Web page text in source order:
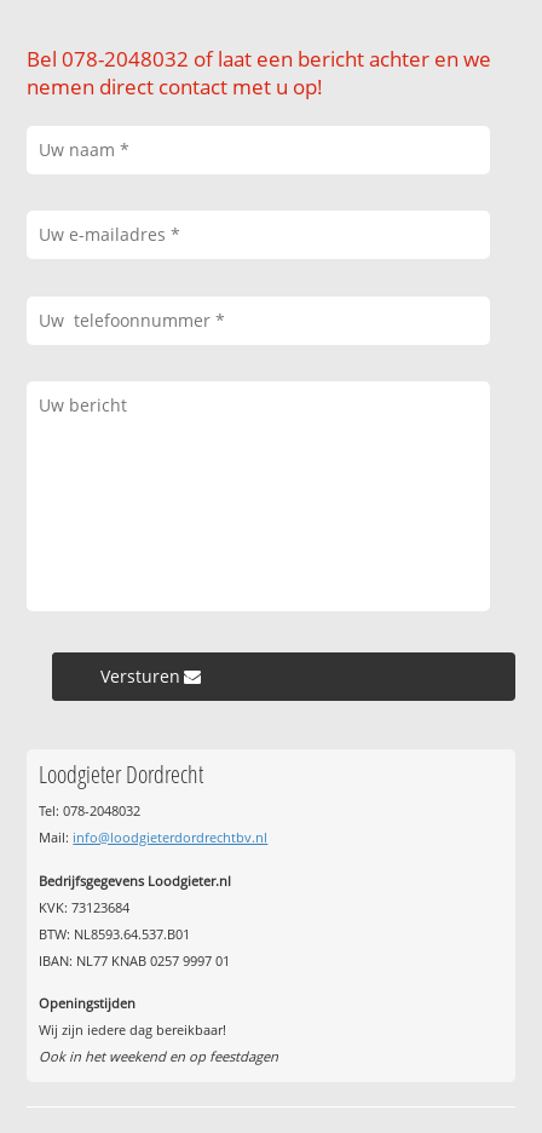
Bel 078-2048032 of laat een bericht achter en we
nemen direct contact met u op!
Versturen »
Loodgieter Dordrecht
Tel: 078-2048032
Mail: info@loodgieterdordrechtbv.nl
Bedrijfsgegevens Loodgieter.nl
KVK: 73123684
BTW: NL8593.64.537.B01
IBAN: NL77 KNAB 0257 9997 01
Openingstijden
Wij zijn iedere dag bereikbaar!
Ook in het weekend en op feestdagen